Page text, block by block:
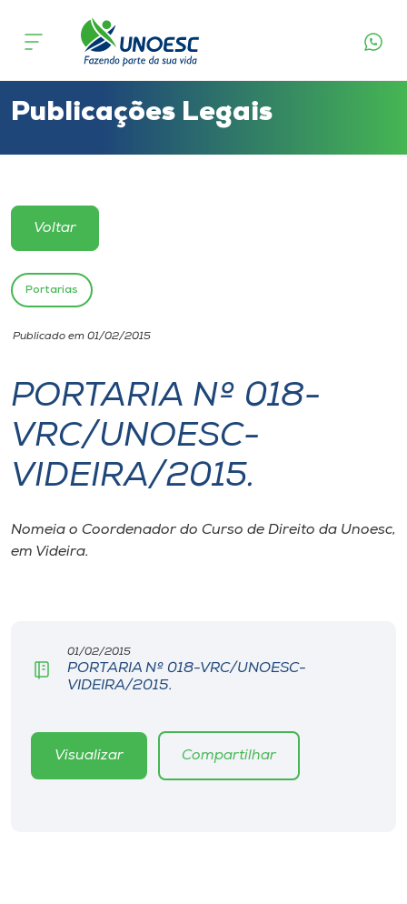
Cursos
Atendimento ao Estudante
Portal de Ensino
Unoesc
Internacionalização
I.nova
Cultura
Biblioteca
Rádio
Publicações Legais
Voltar
Portarias
Publicado em 01/02/2015
PORTARIA Nº 018-
VRC/UNOESC-
VIDEIRA/2015.
Nomeia o Coordenador do Curso de Direito da Unoesc,
em Videira.
01/02/2015
PORTARIA Nº 018-VRC/UNOESC-
VIDEIRA/2015.
Visualizar Compartilhar